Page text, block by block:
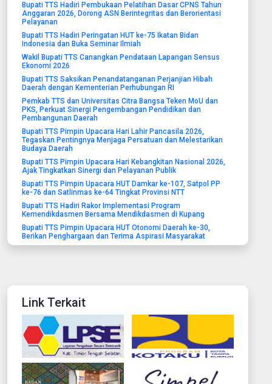
Bupati TTS Hadiri Pembukaan Pelatihan Dasar CPNS Tahun
Anggaran 2026, Dorong ASN Berintegritas dan Berorientasi
Pelayanan
Bupati TTS Hadiri Peringatan HUT ke-75 Ikatan Bidan
Indonesia dan Buka Seminar Ilmiah
Wakil Bupati TTS Canangkan Pendataan Lapangan Sensus
Ekonomi 2026
Bupati TTS Saksikan Penandatanganan Perjanjian Hibah
Daerah dengan Kementerian Perhubungan RI
Pemkab TTS dan Universitas Citra Bangsa Teken MoU dan
PKS, Perkuat Sinergi Pengembangan Pendidikan dan
Pembangunan Daerah
Bupati TTS Pimpin Upacara Hari Lahir Pancasila 2026,
Tegaskan Pentingnya Menjaga Persatuan dan Melestarikan
Budaya Daerah
Bupati TTS Pimpin Upacara Hari Kebangkitan Nasional 2026,
Ajak Tingkatkan Sinergi dan Pelayanan Publik
Bupati TTS Pimpin Upacara HUT Damkar ke-107, Satpol PP
ke-76 dan Satlinmas ke-64 Tingkat Provinsi NTT
Bupati TTS Hadiri Rakor Implementasi Program
Kemendikdasmen Bersama Mendikdasmen di Kupang
Bupati TTS Pimpin Upacara HUT Otonomi Daerah ke-30,
Berikan Penghargaan dan Terima Aspirasi Masyarakat
Link Terkait